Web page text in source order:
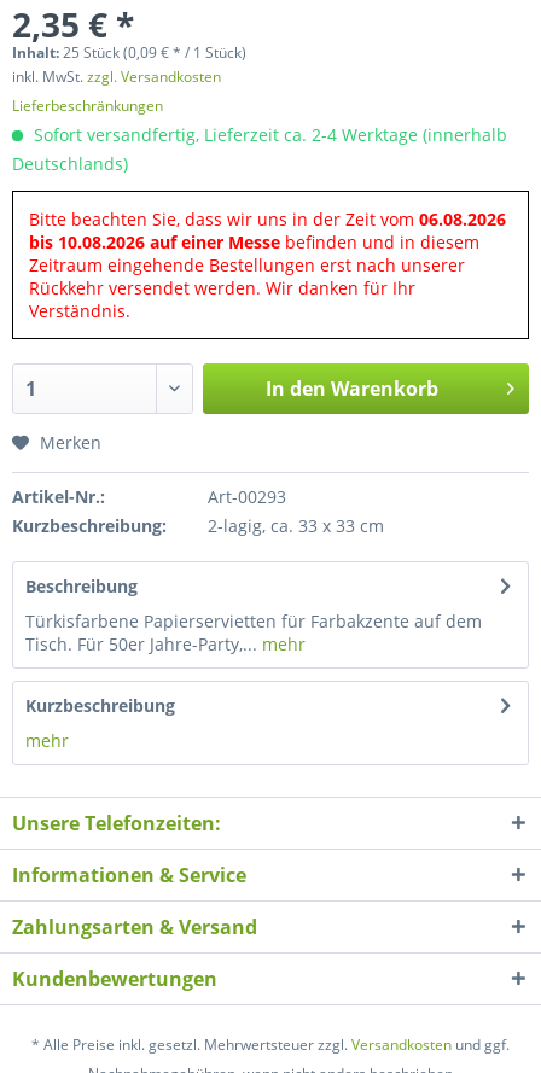
2,35 € *
Inhalt:25 Stück (0,09 € * / 1 Stück)
inkl. MwSt.zzgl. Versandkosten
Lieferbeschränkungen
Sofort versandfertig, Lieferzeit ca. 2-4 Werktage (innerhalb
Deutschlands)
Bitte beachten Sie, dass wir uns in der Zeit vom 06.08.2026
bis 10.08.2026 auf einer Messe befinden und in diesem
Zeitraum eingehende Bestellungen erst nach unserer
Rückkehr versendet werden. Wir danken für Ihr
Verständnis.
In den Warenkorb
Merken
Artikel-Nr.:
Art-00293
Kurzbeschreibung:
2-lagig, ca. 33 x 33 cm
Beschreibung
Türkisfarbene Papierservietten für Farbakzente auf dem
Tisch. Für 50er Jahre-Party,... mehr
Kurzbeschreibung
mehr
Unsere Telefonzeiten:
Informationen & Service
Zahlungsarten & Versand
Kundenbewertungen
* Alle Preise inkl. gesetzl. Mehrwertsteuer zzgl.Versandkosten und ggf.